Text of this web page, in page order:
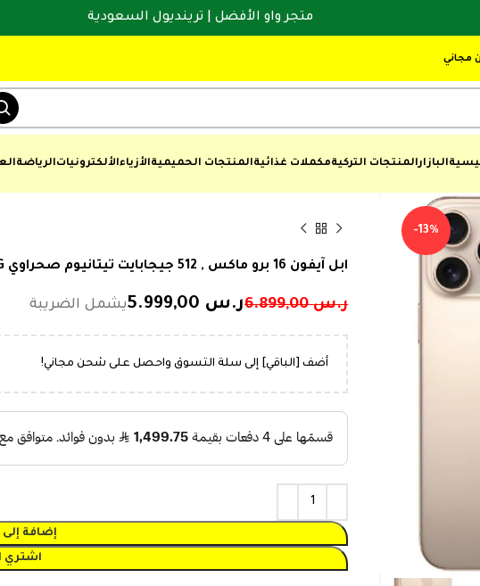
البازارالمنتجات التركيةمكملات غذائيةالمنتجات الحميميةالأزياءالألكترونياتالرياضة
-13%
ابل آيفون 16 برو ماكس , 512 جيجابايت تيتانيوم صحراوي 5‎G آبل آيه 18 برو
ر.س6.899,00 ر.س
أضف [الباقي] إلى سلة التسوق واحصل على شحن مجاني!
إضافة
اشتري
متجر واو الأفضل | ترينديول السعودية